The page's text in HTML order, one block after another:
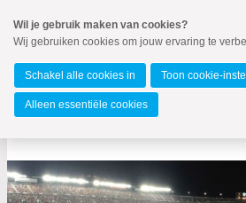
naar
Spring
de
inhoud
Spring
naar
Gemeente Groningen
Wil je gebruik maken van cookies?
Wij gebruiken cookies om jouw ervaring te
Schakel alle cookies in Toon cookie-
Alleen essentiële cookies